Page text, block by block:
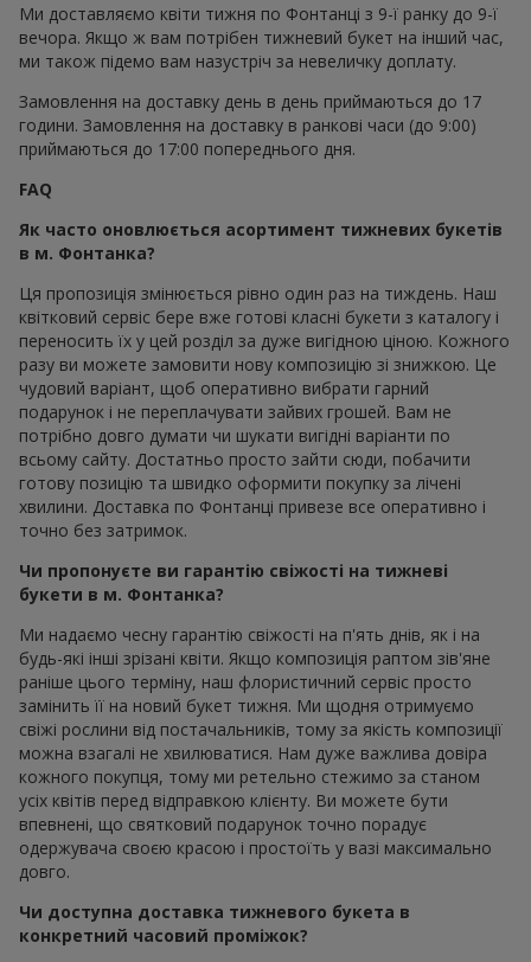
Ми доставляємо квіти тижня по Фонтанці з 9-ї ранку до 9-ї
вечора. Якщо ж вам потрібен тижневий букет на інший час,
ми також підемо вам назустріч за невеличку доплату.
Замовлення на доставку день в день приймаються до 17
години. Замовлення на доставку в ранкові часи (до 9:00)
приймаються до 17:00 попереднього дня.
FAQ
Як часто оновлюється асортимент тижневих букетів
в м. Фонтанка?
Ця пропозиція змінюється рівно один раз на тиждень. Наш
квітковий сервіс бере вже готові класні букети з каталогу і
переносить їх у цей розділ за дуже вигідною ціною. Кожного
разу ви можете замовити нову композицію зі знижкою. Це
чудовий варіант, щоб оперативно вибрати гарний
подарунок і не переплачувати зайвих грошей. Вам не
потрібно довго думати чи шукати вигідні варіанти по
всьому сайту. Достатньо просто зайти сюди, побачити
готову позицію та швидко оформити покупку за лічені
хвилини. Доставка по Фонтанці привезе все оперативно і
точно без затримок.
Чи пропонуєте ви гарантію свіжості на тижневі
букети в м. Фонтанка?
Ми надаємо чесну гарантію свіжості на п'ять днів, як і на
будь-які інші зрізані квіти. Якщо композиція раптом зів'яне
раніше цього терміну, наш флористичний сервіс просто
замінить її на новий букет тижня. Ми щодня отримуємо
свіжі рослини від постачальників, тому за якість композиції
можна взагалі не хвилюватися. Нам дуже важлива довіра
кожного покупця, тому ми ретельно стежимо за станом
усіх квітів перед відправкою клієнту. Ви можете бути
впевнені, що святковий подарунок точно порадує
одержувача своєю красою і простоїть у вазі максимально
довго.
Чи доступна доставка тижневого букета в
конкретний часовий проміжок?